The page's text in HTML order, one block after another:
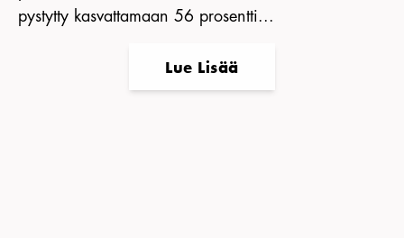
pystytty kasvattamaan 56 prosentti...
Lue Lisää